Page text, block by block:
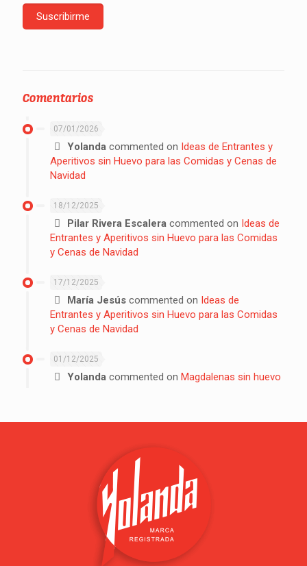
Comentarios
07/01/2026
Yolanda commented on Ideas de Entrantes y
Aperitivos sin Huevo para las Comidas y Cenas de
Navidad
18/12/2025
Pilar Rivera Escalera commented on Ideas de
Entrantes y Aperitivos sin Huevo para las Comidas
y Cenas de Navidad
17/12/2025
María Jesús commented on Ideas de
Entrantes y Aperitivos sin Huevo para las Comidas
y Cenas de Navidad
01/12/2025
Yolanda commented on Magdalenas sin huevo